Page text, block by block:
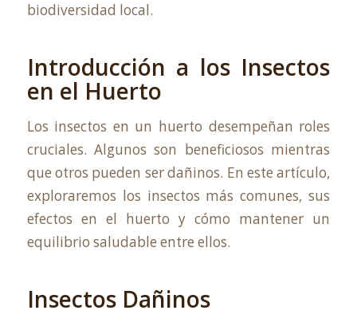
biodiversidad local.
Introducción a los Insectos
en el Huerto
Los insectos en un huerto desempeñan roles
cruciales. Algunos son beneficiosos mientras
que otros pueden ser dañinos. En este artículo,
exploraremos los insectos más comunes, sus
efectos en el huerto y cómo mantener un
equilibrio saludable entre ellos.
Insectos Dañinos